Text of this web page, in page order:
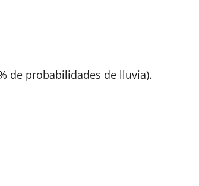
de probabilidades de lluvia).